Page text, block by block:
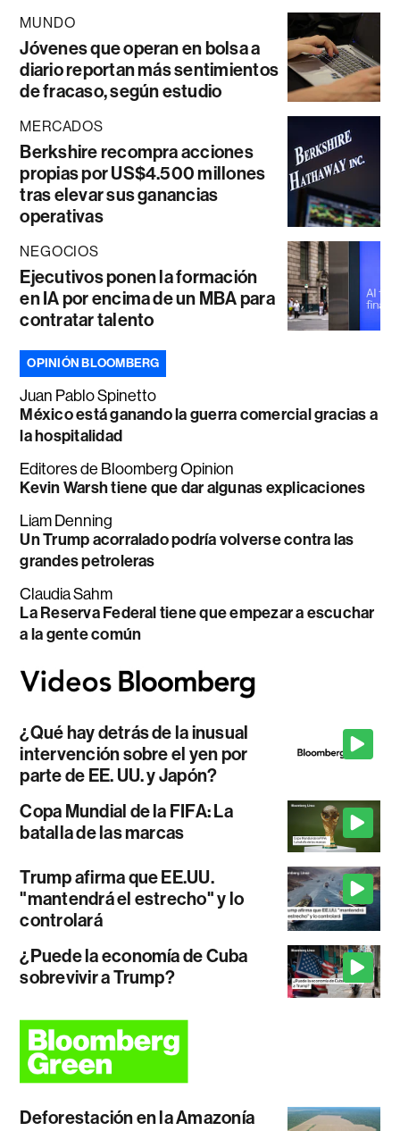
MUNDO
Jóvenes que operan en bolsa a
diario reportan más sentimientos
de fracaso, según estudio
MERCADOS
Berkshire recompra acciones
propias por US$4.500 millones
tras elevar sus ganancias
operativas
NEGOCIOS
Ejecutivos ponen la formación
en IA por encima de un MBA para
contratar talento
OPINIÓN BLOOMBERG
Juan Pablo Spinetto
México está ganando la guerra comercial gracias a
la hospitalidad
Editores de Bloomberg Opinion
Kevin Warsh tiene que dar algunas explicaciones
Liam Denning
Un Trump acorralado podría volverse contra las
grandes petroleras
Claudia Sahm
La Reserva Federal tiene que empezar a escuchar
a la gente común
¿Qué hay detrás de la inusual
intervención sobre el yen por
parte de EE. UU. y Japón?
Copa Mundial de la FIFA: La
batalla de las marcas
Trump afirma que EE.UU.
"mantendrá el estrecho" y lo
controlará
¿Puede la economía de Cuba
sobrevivir a Trump?
Deforestación en la Amazonía